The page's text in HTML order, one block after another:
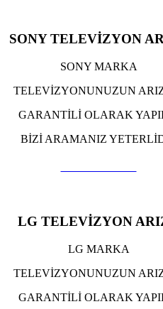
SONY TELEVİZYON
SONY MARKA
TELEVİZYONUNUZUN
GARANTİLİ OLARAK
BİZİ ARAMANIZ
LG TELEVİZYON
LG MARKA
TELEVİZYONUNUZUN
GARANTİLİ OLARAK